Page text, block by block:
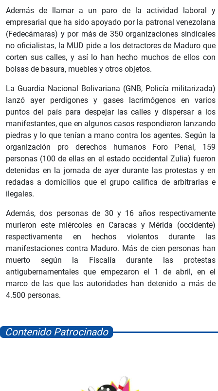
Además de llamar a un paro de la actividad laboral y
empresarial que ha sido apoyado por la patronal venezolana
(Fedecámaras) y por más de 350 organizaciones sindicales
no oficialistas, la MUD pide a los detractores de Maduro que
corten sus calles, y así lo han hecho muchos de ellos con
bolsas de basura, muebles y otros objetos.
La Guardia Nacional Bolivariana (GNB, Policía militarizada)
lanzó ayer perdigones y gases lacrimógenos en varios
puntos del país para despejar las calles y dispersar a los
manifestantes, que en algunos casos respondieron lanzando
piedras y lo que tenían a mano contra los agentes. Según la
organización pro derechos humanos Foro Penal, 159
personas (100 de ellas en el estado occidental Zulia) fueron
detenidas en la jornada de ayer durante las protestas y en
redadas a domicilios que el grupo califica de arbitrarias e
ilegales.
Además, dos personas de 30 y 16 años respectivamente
murieron este miércoles en Caracas y Mérida (occidente)
respectivamente en hechos violentos durante las
manifestaciones contra Maduro. Más de cien personas han
muerto según la Fiscalía durante las protestas
antigubernamentales que empezaron el 1 de abril, en el
marco de las que las autoridades han detenido a más de
4.500 personas.
Contenido Patrocinado